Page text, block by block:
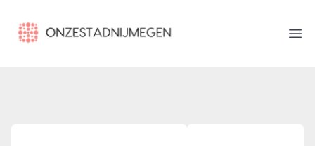
onzestadnijmegen.nl